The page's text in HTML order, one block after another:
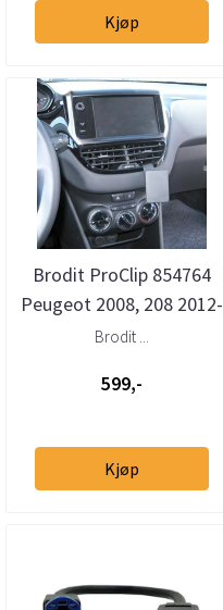
Kjøp
Brodit ProClip 854764
Peugeot 2008, 208 2012-
2019 Vinklet
Brodit ...
599,-
Kjøp